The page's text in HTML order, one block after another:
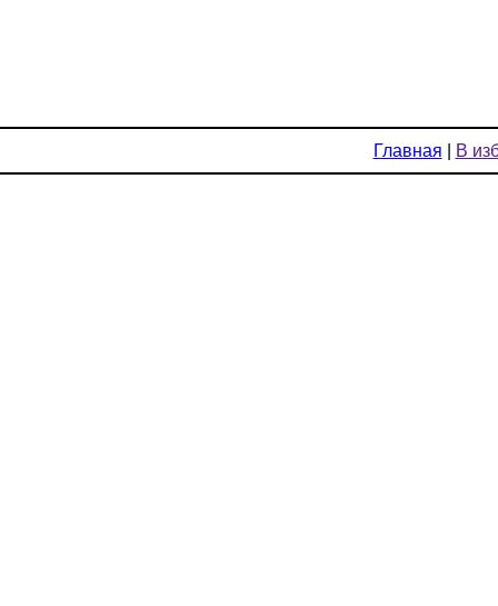
Главная В